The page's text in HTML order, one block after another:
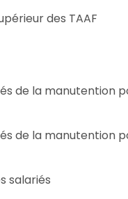
des TAAF
de la manutention
de la manutention
salariés